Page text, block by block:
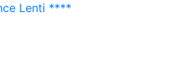
Lenti ****